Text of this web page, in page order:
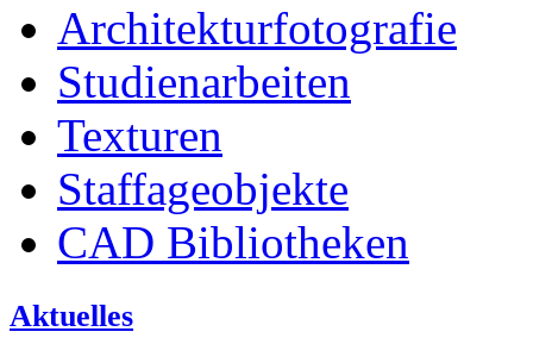
Architekturfotografie
Studienarbeiten
Texturen
Staffageobjekte
CAD Bibliotheken
Aktuelles